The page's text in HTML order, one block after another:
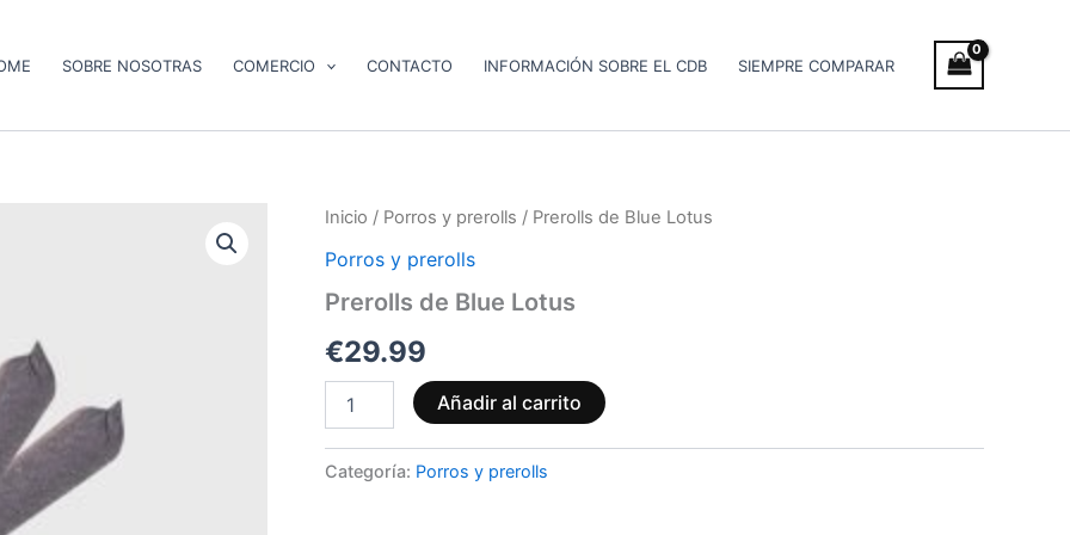
SOBRE NOSOTRAS COMERCIO CONTACTO INFORMACIÓN SOBRE EL CDB SIEMPRE COMPARAR
Inicio / Porros y prerolls / Prerolls de Blue Lotus
Porros y prerolls
Prerolls de Blue Lotus
€29.99
Prerolls
Blue
cantidad
Añadir al carrito
Categoría: Porros y prerolls